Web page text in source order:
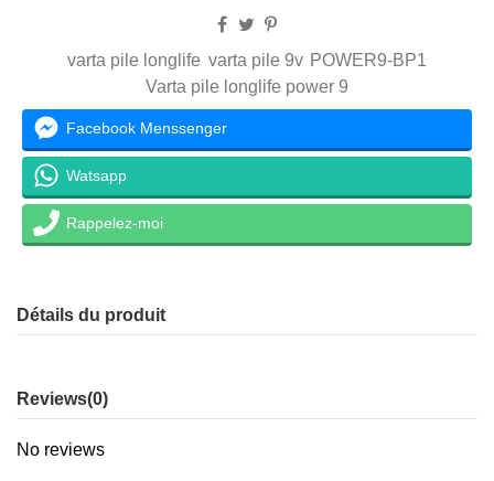
varta pile longlife varta pile 9v POWER9-BP1
Varta pile longlife power 9
Facebook Menssenger
Watsapp
Rappelez-moi
Détails du produit
Reviews(0)
No reviews